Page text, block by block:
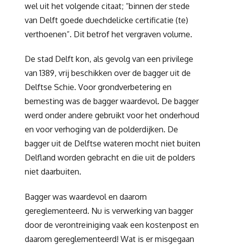
wel uit het volgende citaat; “binnen der stede
van Delft goede duechdelicke certificatie (te)
verthoenen”. Dit betrof het vergraven volume.
De stad Delft kon, als gevolg van een privilege
van 1389, vrij beschikken over de bagger uit de
Delftse Schie. Voor grondverbetering en
bemesting was de bagger waardevol. De bagger
werd onder andere gebruikt voor het onderhoud
en voor verhoging van de polderdijken. De
bagger uit de Delftse wateren mocht niet buiten
Delfland worden gebracht en die uit de polders
niet daarbuiten.
Bagger was waardevol en daarom
gereglementeerd. Nu is verwerking van bagger
door de verontreiniging vaak een kostenpost en
daarom gereglementeerd! Wat is er misgegaan